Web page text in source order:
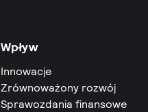
Wpływ
Innowacje
Zrównoważony rozwój
Sprawozdania finansowe